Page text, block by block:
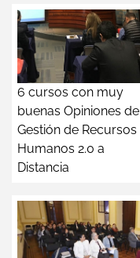
6 cursos con muy
buenas Opiniones de
Gestión de Recursos
Humanos 2.0 a
Distancia